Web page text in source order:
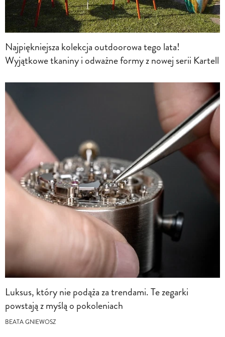
Najpiękniejsza kolekcja outdoorowa tego lata!
Wyjątkowe tkaniny i odważne formy z nowej serii Kartell
Luksus, który nie podąża za trendami. Te zegarki
powstają z myślą o pokoleniach
BEATA GNIEWOSZ